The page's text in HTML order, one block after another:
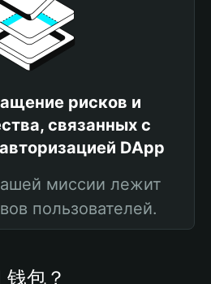
рисков и
связанных с
DApp
миссии лежит
пользователей.
包？